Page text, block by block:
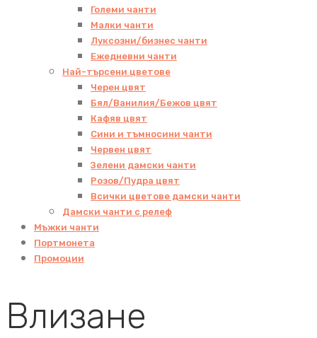
Големи чанти
Малки чанти
Луксозни/бизнес чанти
Ежедневни чанти
Най-търсени цветове
Черен цвят
Бял/Ванилия/Бежов цвят
Кафяв цвят
Сини и тъмносини чанти
Червен цвят
Зелени дамски чанти
Розов/Пудра цвят
Всички цветове дамски чанти
Дамски чанти с релеф
Мъжки чанти
Портмонета
Промоции
Влизане